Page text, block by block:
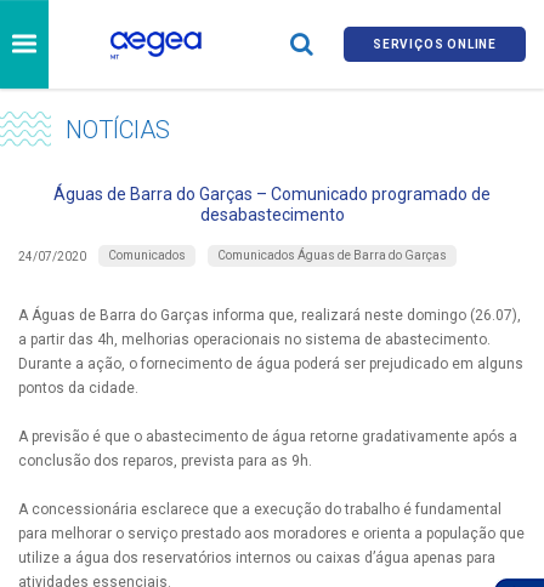
SERVIÇOS ONLINE
NOTÍCIAS
Águas de Barra do Garças – Comunicado programado de
desabastecimento
24/07/2020 Comunicados Comunicados Águas de Barra do Garças
A Águas de Barra do Garças informa que, realizará neste domingo (26.07),
a partir das 4h, melhorias operacionais no sistema de abastecimento.
Durante a ação, o fornecimento de água poderá ser prejudicado em alguns
pontos da cidade.
A previsão é que o abastecimento de água retorne gradativamente após a
conclusão dos reparos, prevista para as 9h.
A concessionária esclarece que a execução do trabalho é fundamental
para melhorar o serviço prestado aos moradores e orienta a população que
utilize a água dos reservatórios internos ou caixas d’água apenas para
atividades essenciais.